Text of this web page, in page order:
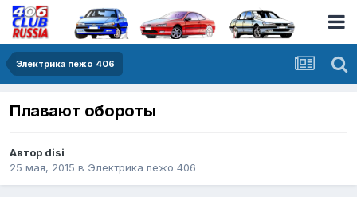
Электрика пежо 406
Плавают обороты
Автор disi
25 мая, 2015 в Электрика пежо 406